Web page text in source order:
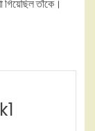
গিয়েছিল তাঁকে।